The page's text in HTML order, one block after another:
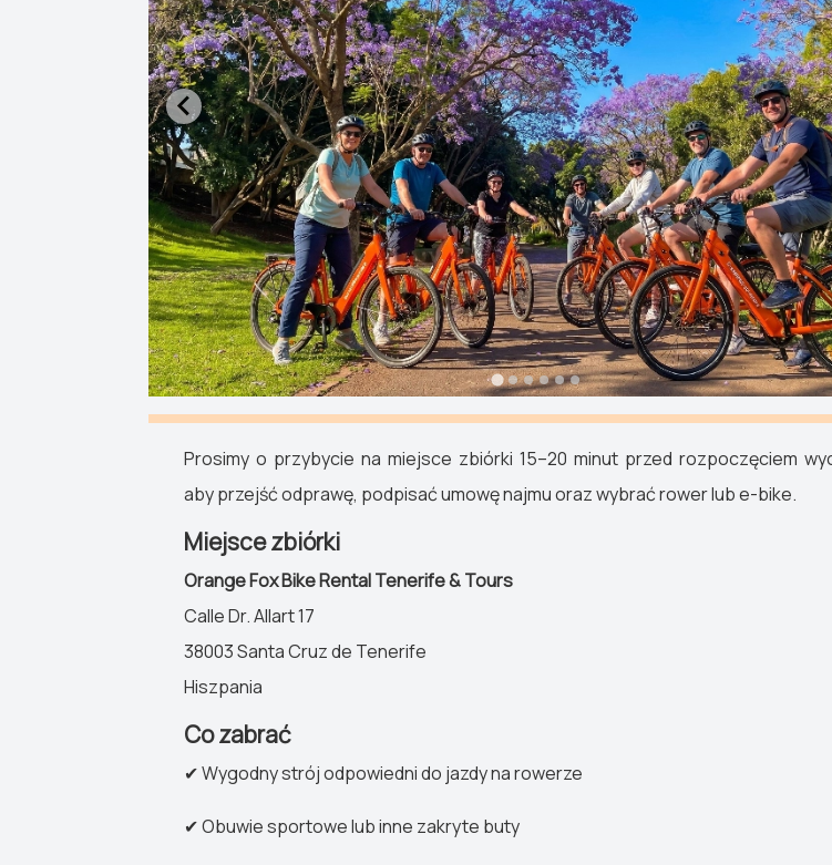
Prosimy o przybycie na miejsce zbiórki 15–20 minut przed rozpoczęciem
aby przejść odprawę, podpisać umowę najmu oraz wybrać rower lub e-bike.
Miejsce zbiórki
Orange Fox Bike Rental Tenerife & Tours
Calle Dr. Allart 17
38003 Santa Cruz de Tenerife
Hiszpania
Co zabrać
✔ Wygodny strój odpowiedni do jazdy na rowerze
✔ Obuwie sportowe lub inne zakryte buty